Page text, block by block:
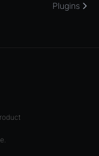
Plugins